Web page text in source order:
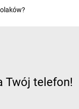
Twój telefon!